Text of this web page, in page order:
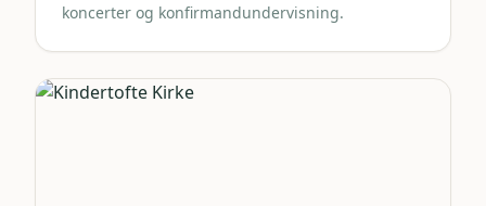
koncerter og konfirmandundervisning.